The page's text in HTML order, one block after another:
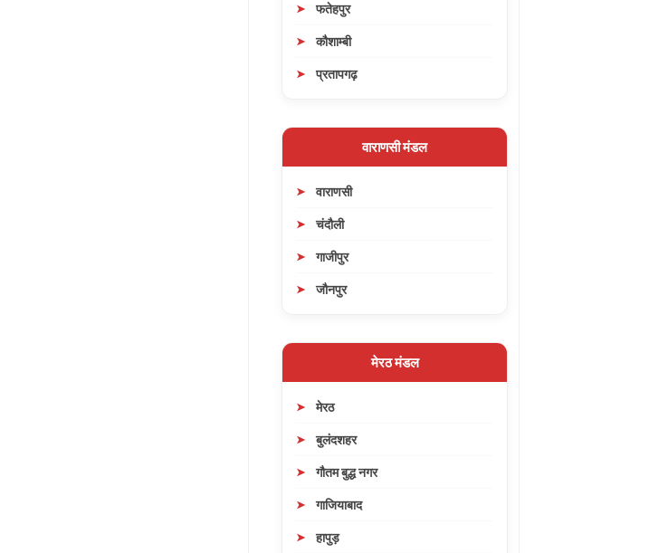
फतेहपुर
कौशाम्बी
प्रतापगढ़
वाराणसी मंडल
वाराणसी
चंदौली
गाजीपुर
जौनपुर
मेरठ मंडल
मेरठ
बुलंदशहर
गौतम बुद्ध नगर
गाजियाबाद
हापुड़